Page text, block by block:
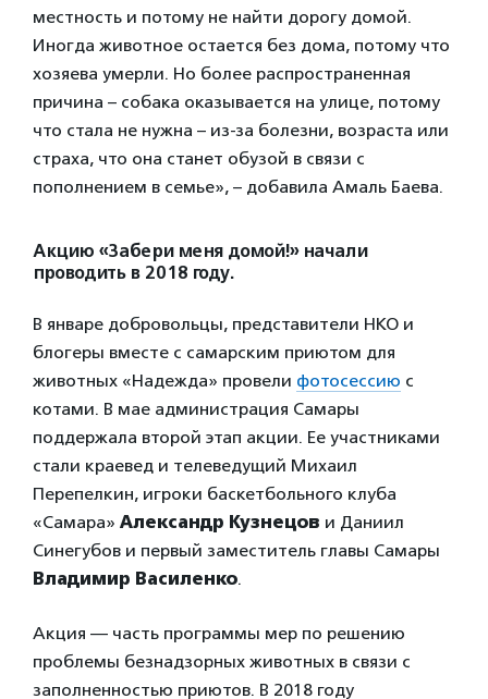
местность и потому не найти дорогу домой.
Иногда животное остается без дома, потому что
хозяева умерли. Но более распространенная
причина – собака оказывается на улице, потому
что стала не нужна – из-за болезни, возраста или
страха, что она станет обузой в связи с
пополнением в семье», – добавила Амаль Баева.
Акцию «Забери меня домой!» начали
проводить в 2018 году.
В январе добровольцы, представители НКО и
блогеры вместе с самарским приютом для
животных «Надежда» провели фотосессию с
котами. В мае администрация Самары
поддержала второй этап акции. Ее участниками
стали краевед и телеведущий Михаил
Перепелкин, игроки баскетбольного клуба
«Самара» Александр Кузнецов и Даниил
Синегубов и первый заместитель главы Самары
Владимир Василенко.
Акция — часть программы мер по решению
проблемы безнадзорных животных в связи с
заполненностью приютов. В 2018 году